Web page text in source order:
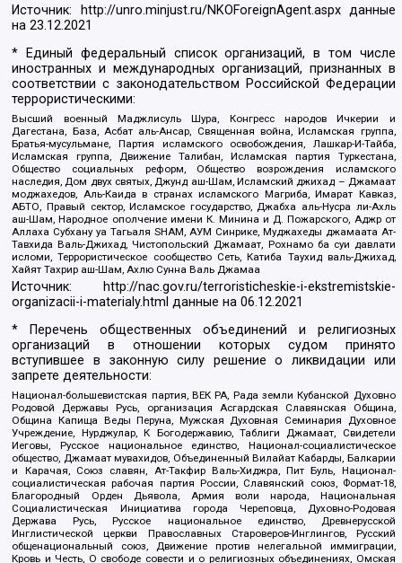
Источник: http://unro.minjust.ru/NKOForeignAgent.aspxданные
на23.12.2021
* Единый федеральный список организаций, в том числе
иностранных и международных организаций, признанных в
соответствии с законодательством Российской Федерации
террористическими:
Высший военный Маджлисуль Шура, Конгресс народов Ичкерии и
Дагестана, База, Асбат аль-Ансар, Священная война, Исламская группа,
Братья-мусульмане, Партия исламского освобождения, Лашкар-И-Тайба,
Исламская группа, Движение Талибан, Исламская партия Туркестана,
Общество социальных реформ, Общество возрождения исламского
наследия, Дом двух святых, Джунд аш-Шам, Исламский джихад – Джамаат
моджахедов, Аль-Каида в странах исламского Магриба, Имарат Кавказ,
АБТО, Правый сектор, Исламское государство, Джабха аль-Нусра ли-Ахль
аш-Шам, Народное ополчение имени К. Минина и Д. Пожарского, Аджр от
Аллаха Субхану уа Тагьаля SHAM, АУМ Синрике, Муджахеды джамаата Ат-
Тавхида Валь-Джихад, Чистопольский Джамаат, Рохнамо ба суи давлати
исломи, Террористическое сообщество Сеть, Катиба Таухид валь-Джихад,
Хайят Тахрир аш-Шам, Ахлю Сунна Валь Джамаа
Источник:
http://nac.gov.ru/terroristicheskie-i-ekstremistskie-
organizacii-i-materialy.html данные на06.12.2021
* Перечень общественных объединений и религиозных
организаций в отношении которых судом принято
вступившее в законную силу решение о ликвидации или
запрете деятельности:
Национал-большевистская партия, ВЕК РА, Рада земли Кубанской Духовно
Родовой Державы Русь, организация Асгардская Славянская Община,
Община Капища Веды Перуна, Мужская Духовная Семинария Духовное
Учреждение, Нурджулар, К Богодержавию, Таблиги Джамаат, Свидетели
Иеговы, Русское национальное единство, Национал-социалистическое
общество, Джамаат мувахидов, Объединенный Вилайат Кабарды, Балкарии
и Карачая, Союз славян, Ат-Такфир Валь-Хиджра, Пит Буль, Национал-
социалистическая рабочая партия России, Славянский союз, Формат-18,
Благородный Орден Дьявола, Армия воли народа, Национальная
Социалистическая Инициатива города Череповца, Духовно-Родовая
Держава Русь, Русское национальное единство, Древнерусской
Инглистической церкви Православных Староверов-Инглингов, Русский
общенациональный союз, Движение против нелегальной иммиграции,
Кровь и Честь, О свободе совести и о религиозных объединениях, Омская